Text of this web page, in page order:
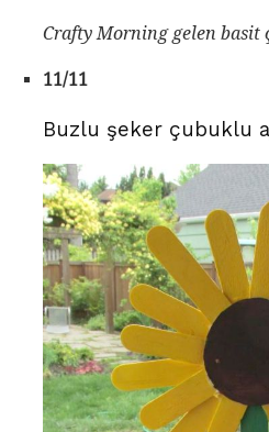
Crafty Morning gelen basit
11/11
Buzlu şeker çubuklu